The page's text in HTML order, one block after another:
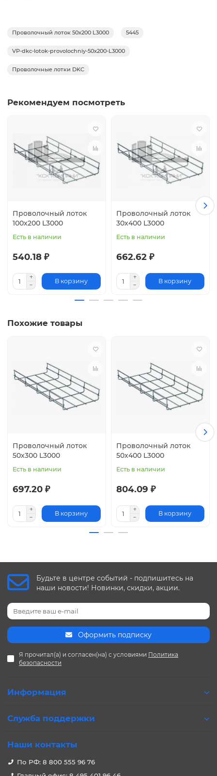
Проволочный лоток 50х200 L3000 5445
VP-dkc-lotok-provolochniy-50x200-L3000
Проволочные лотки DKC
Рекомендуем посмотреть
Проволочный лоток
100х200 L3000
Есть в наличии
540.18 ₽
В корзину
Проволочный лоток
30х400 L3000
Есть в наличии
662.62 ₽
В корзину
Похожие товары
Проволочный лоток
50х300 L3000
Есть в наличии
697.20 ₽
В корзину
Проволочный лоток
50х400 L3000
Есть в наличии
804.09 ₽
В корзину
Будьте в центре событий - подпишитесь на
наши новости! Новинки, скидки, акции.
Оформить подписку
Я прочитал(а) и согласен(на) с условиями Политика
безопасности
Информация
Служба поддержки
Наши контакты
По РФ: 8 800 555 96 76